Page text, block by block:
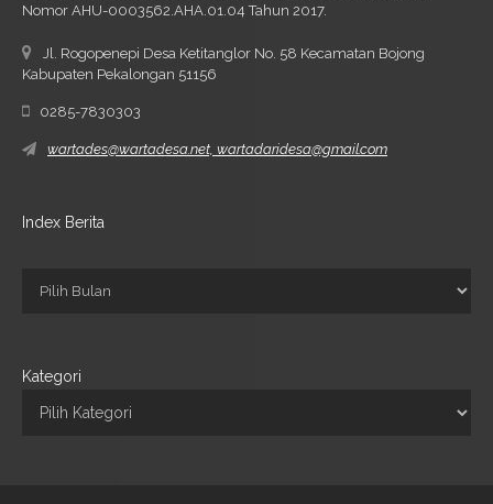
Nomor AHU-0003562.AHA.01.04 Tahun 2017.
Jl. Rogopenepi Desa Ketitanglor No. 58 Kecamatan Bojong
Kabupaten Pekalongan 51156
0285-7830303
wartades@wartadesa.net, wartadaridesa@gmail.com
Index Berita
Kategori